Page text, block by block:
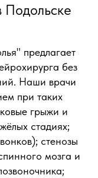
Подольске
предлагает
без
Наши врачи
при таких
грыжи и
стадиях;
стенозы
мозга и